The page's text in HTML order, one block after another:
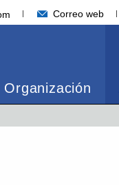
Correo web
Organización